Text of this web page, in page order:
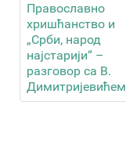
Православно
хришћанство и
„Срби, народ
најстарији“ –
разговор са В.
Димитријевићем